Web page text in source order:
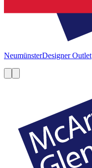
NeumünsterDesigner Outlet